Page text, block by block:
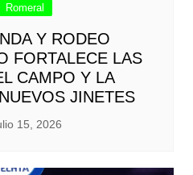
Romeral
Y RODEO
FORTALECE LAS
CAMPO Y LA
JINETES
15, 2026